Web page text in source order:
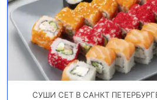
СУШИ СЕТ В САНКТ